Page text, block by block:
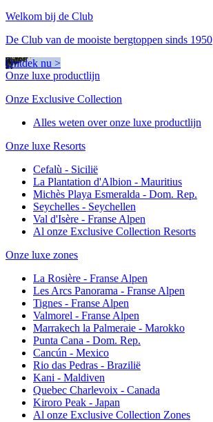
Welkom bij de Club
De Club van de mooiste bergtoppen sinds 1950
Ontdek nu >
Onze luxe productlijn
Onze Exclusive Collection
Alles weten over onze luxe productlijn
Onze luxe Resorts
Cefalù - Sicilië
La Plantation d'Albion - Mauritius
Michès Playa Esmeralda - Dom. Rep.
Seychelles - Seychellen
Val d'Isère - Franse Alpen
Al onze Exclusive Collection Resorts
Onze luxe zones
La Rosière - Franse Alpen
Les Arcs Panorama - Franse Alpen
Tignes - Franse Alpen
Valmorel - Franse Alpen
Marrakech la Palmeraie - Marokko
Punta Cana - Dom. Rep.
Cancún - Mexico
Rio das Pedras - Brazilië
Kani - Maldiven
Quebec Charlevoix - Canada
Kiroro Peak - Japan
Al onze Exclusive Collection Zones